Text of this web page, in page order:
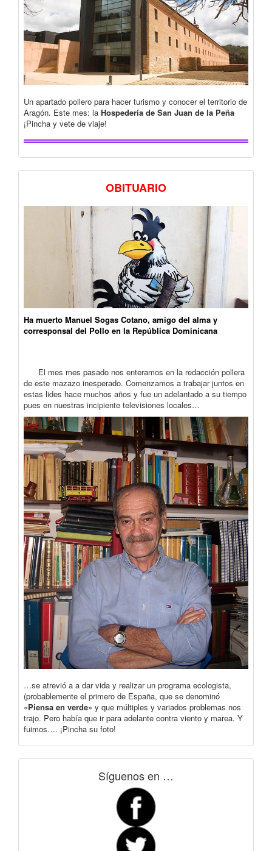
Un apartado pollero para hacer turismo y conocer el territorio de
Aragón. Este mes: la Hospedería de San Juan de la Peña
¡Pincha y vete de viaje!
OBITUARIO
Ha muerto Manuel Sogas Cotano, amigo del alma y
corresponsal del Pollo en la República Dominicana
El mes mes pasado nos enteramos en la redacción pollera
de este mazazo inesperado. Comenzamos a trabajar juntos en
estas lides hace muchos años y fue un adelantado a su tiempo
pues en nuestras incipiente televisiones locales…
…se atrevió a a dar vida y realizar un programa ecologista,
(probablemente el primero de España, que se denominó
«Piensa en verde» y que múltiples y variados problemas nos
trajo. Pero había que ir para adelante contra viento y marea. Y
fuimos…. ¡Pincha su foto!
Síguenos en …